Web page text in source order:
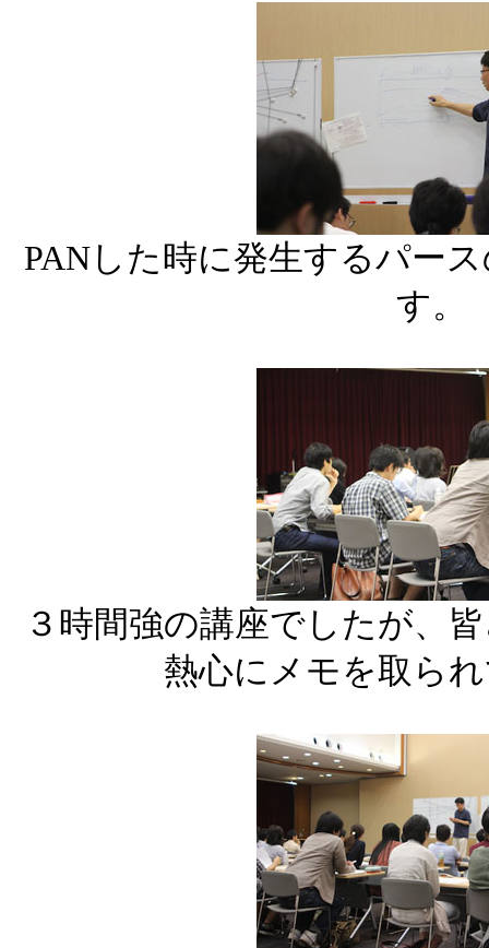
PANした時に発生するパー
す。
３時間強の講座でしたが、
熱心にメモを取ら